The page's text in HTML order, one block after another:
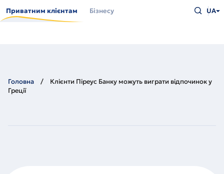
до
основного
Приватним клієнтам Бізнесу
що
UA
Головна
Клієнти Піреус Банку можуть виграти відпочинок у
Греції